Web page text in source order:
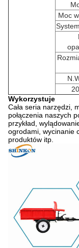
Moc
Wykorzystuje
Cała seria narzędzi,
połączenia naszych
przykład,
ogrodami, wycinanie
produktów itp.